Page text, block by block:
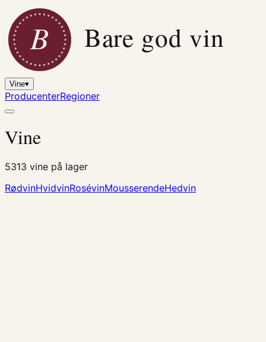
B Bare god vin
Vine▾
ProducenterRegioner
Vine
5313 vine på lager
RødvinHvidvinRosévinMousserendeHedvin